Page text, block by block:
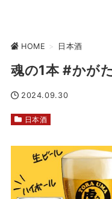
HOME > 日本酒
魂の1本 #かが
2024.09.30
日本酒